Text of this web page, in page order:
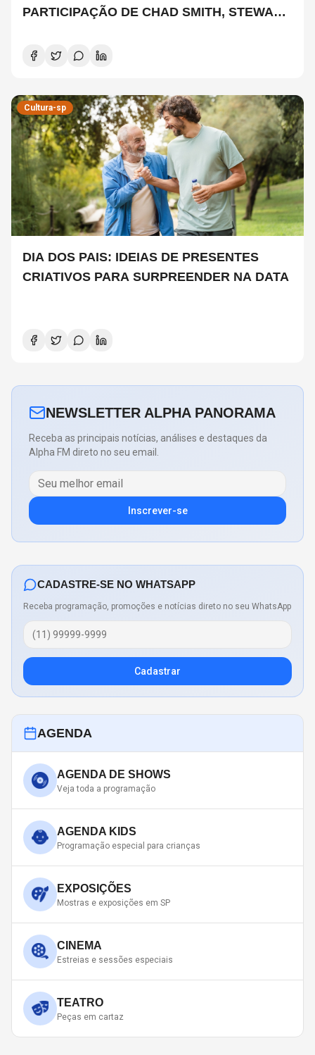
PARTICIPAÇÃO DE CHAD SMITH, STEWART
Cultura-sp
DIA DOS PAIS: IDEIAS DE PRESENTES
CRIATIVOS PARA SURPREENDER NA DATA
NEWSLETTER ALPHA PANORAMA
Receba as principais notícias, análises e destaques da
Alpha FM direto no seu email.
Inscrever-se
CADASTRE-SE NO WHATSAPP
Receba programação, promoções e notícias direto no seu WhatsApp
Cadastrar
AGENDA
AGENDA DE SHOWS
Veja toda a programação
AGENDA KIDS
Programação especial para crianças
EXPOSIÇÕES
Mostras e exposições em SP
CINEMA
Estreias e sessões especiais
TEATRO
Peças em cartaz